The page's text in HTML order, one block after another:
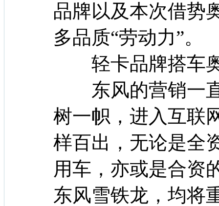
品牌以及本次借势
多品质“劳动力”。
轻卡品牌搭车奥
东风的营销一直
树一帜，进入互联
样百出，无论是全
用车，亦或是合资
东风雪铁龙，均将